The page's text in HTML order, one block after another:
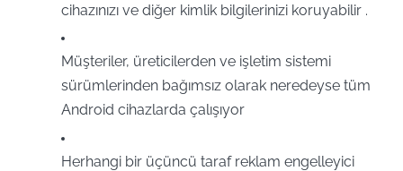
cihazınızı ve diğer kimlik bilgilerinizi koruyabilir .
Müşteriler, üreticilerden ve işletim sistemi
sürümlerinden bağımsız olarak neredeyse tüm
Android cihazlarda çalışıyor
Herhangi bir üçüncü taraf reklam engelleyici